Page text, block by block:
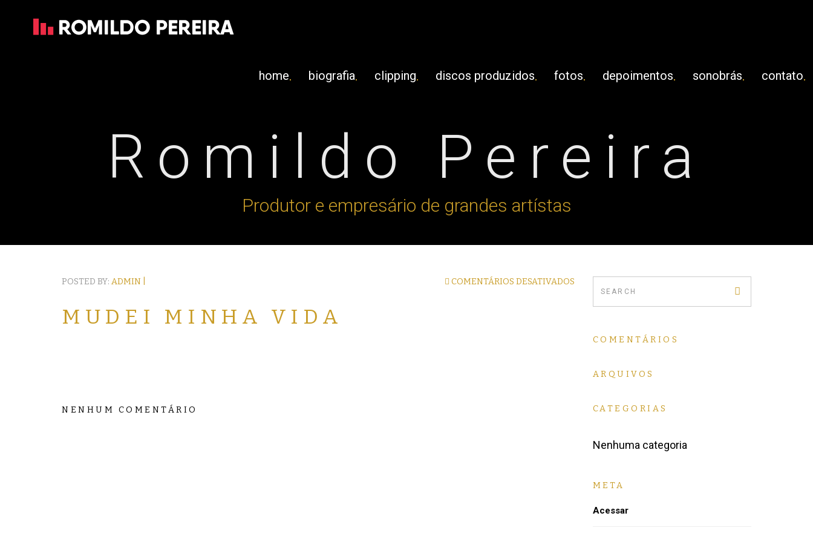
home biografia clipping discos produzidos fotos depoimentos sonobrás contato
Romildo Pereira
Produtor e empresário de grandes artístas
POSTED BY: ADMIN | COMENTÁRIOS DESATIVADOS
MUDEI MINHA VIDA
NENHUM COMENTÁRIO
COMENTÁRIOS
ARQUIVOS
CATEGORIAS
Nenhuma categoria
META
Acessar